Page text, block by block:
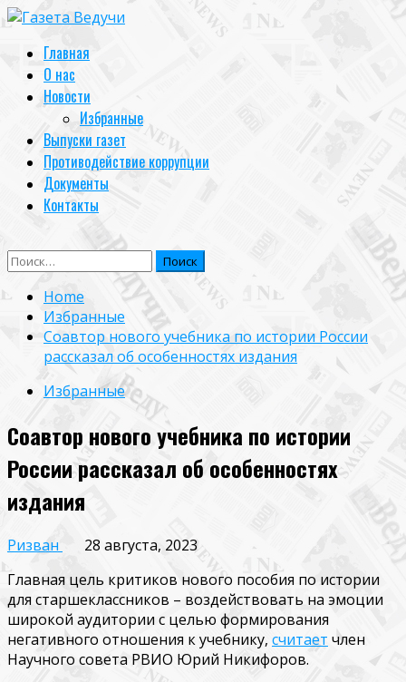
Skip
content
Primary
Menu
Главная
О нас
Новости
Избранные
Выпуски газет
Противодействие коррупции
Документы
Контакты
Найти:
Home
Избранные
Соавтор нового учебника по истории России
рассказал об особенностях издания
Избранные
Соавтор нового учебника по истории
России рассказал об особенностях
издания
Ризван
28 августа, 2023
Главная цель критиков нового пособия по истории
для старшеклассников – воздействовать на эмоции
широкой аудитории с целью формирования
негативного отношения к учебнику, считает член
Научного совета РВИО Юрий Никифоров.